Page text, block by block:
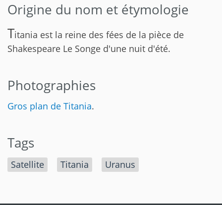
Origine du nom et étymologie
Titania est la reine des fées de la pièce de
Shakespeare Le Songe d'une nuit d'été.
Photographies
Gros plan de Titania.
Tags
Satellite Titania Uranus